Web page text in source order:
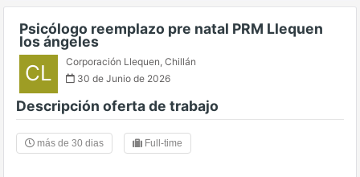
Psicólogo reemplazo pre natal PRM Llequen
los ángeles
CL Corporación Llequen, Chillán
30 de Junio de 2026
Descripción oferta de trabajo
más de 30 dias Full-time